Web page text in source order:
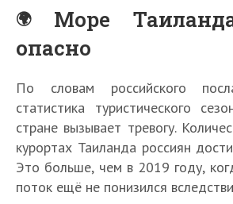
Море
опасно
По словам российского
статистика туристического
стране вызывает тревогу.
курортах Таиланда россиян
Это больше, чем в 2019 году,
поток ещё не понизился